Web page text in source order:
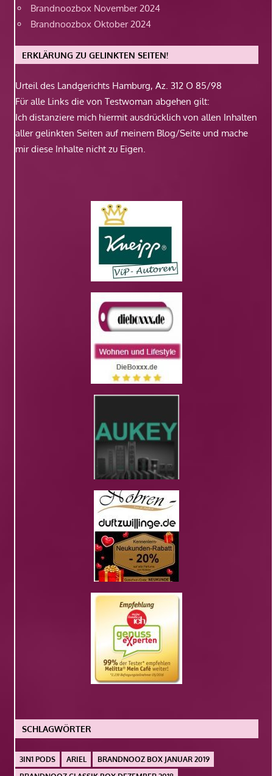
Brandnoozbox November 2024
Brandnoozbox Oktober 2024
ERKLÄRUNG ZU GELINKTEN SEITEN!
Urteil des Landgerichts Hamburg, Az. 312 O 85/98
Für alle Links die von Testwoman abgehen gilt:
Ich distanziere mich hiermit ausdrücklich von allen Inhalten
aller gelinkten Seiten auf meinem Blog/Seite und mache
mir diese Inhalte nicht zu Eigen.
SCHLAGWÖRTER
3IN1 PODS ARIEL
BRANDNOOZ BOX JANUAR 2019